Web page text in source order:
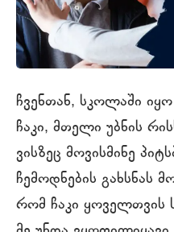
ჩვენთან, სკოლაში
ჩაკი, მთელი უბნის
ვისზეც მოვისმინე
ჩემოდნების გახსნას
რომ ჩაკი ყოველთვის